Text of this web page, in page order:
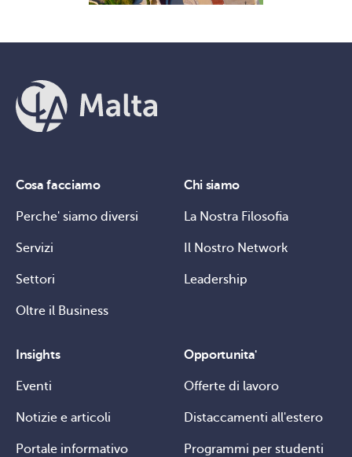
Cosa facciamo
Perche' siamo diversi
Servizi
Settori
Oltre il Business
Chi siamo
La Nostra Filosofia
Il Nostro Network
Leadership
Insights
Eventi
Notizie e articoli
Portale informativo
Opportunita'
Offerte di lavoro
Distaccamenti all'estero
Programmi per studenti